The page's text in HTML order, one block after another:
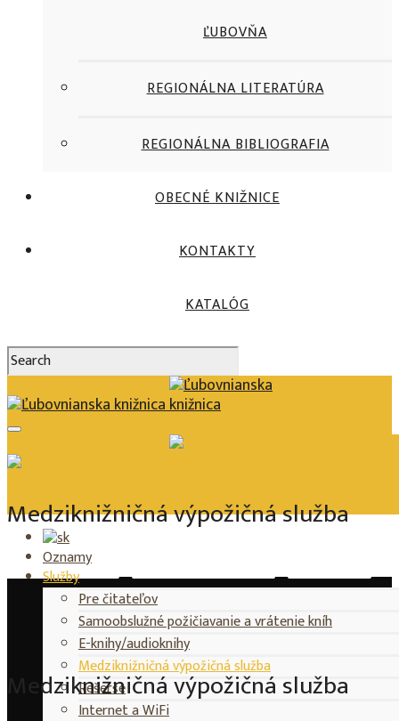
ĽUBOVŇA
REGIONÁLNA LITERATÚRA
REGIONÁLNA BIBLIOGRAFIA
OBECNÉ KNIŽNICE
KONTAKTY
KATALÓG
Vypožičný čas
Oznamy
Služby
Pre čitateľov
Samoobslužné požičiavanie a vrátenie kníh
E-knihy/audioknihy
Medziknižničná výpožičná služba
Rešerše
Internet a WiFi
Medziknižničná výpožičná služba
Medziknižničná výpožičná služba